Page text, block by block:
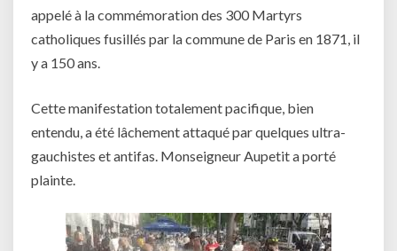
appelé à la commémoration des 300 Martyrs
catholiques fusillés par la commune de Paris en 1871, il
y a 150 ans.
Cette manifestation totalement pacifique, bien
entendu, a été lâchement attaqué par quelques ultra-
gauchistes et antifas. Monseigneur Aupetit a porté
plainte.